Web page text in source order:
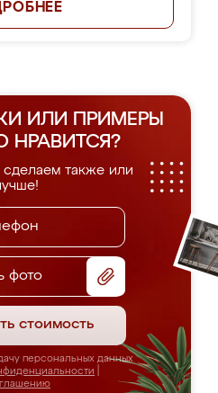
ИЛИ ПРИМЕРЫ
НРАВИТСЯ?
также или
фото
стоимость
персональных данных